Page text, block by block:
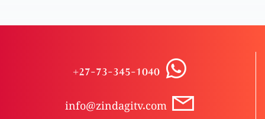
کیا خدا بُرائی کی اِجازت دیتا ہے؟
حوصلہ شکنی سے نہ گھبرائیں+27-73-345-1040
info@zindagitv.com